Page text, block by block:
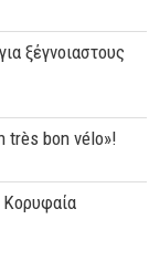
ξέγνοιαστους
très bon vélo»!